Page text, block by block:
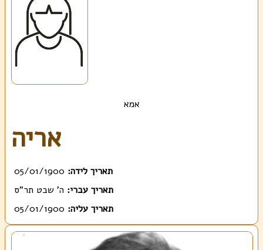
אמא
אריה
תאריך לידה: 05/01/1900
תאריך עברי: ה' שבט תר"ס
תאריך עליה: 05/01/1900